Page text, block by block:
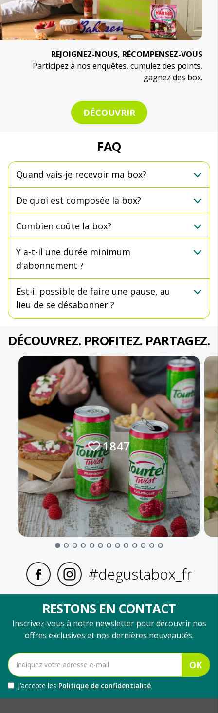
REJOIGNEZ-NOUS, RÉCOMPENSEZ-VOUS
Participez à nos enquêtes, cumulez des points,
gagnez des box.
DÉCOUVRIR
FAQ
Quand vais-je recevoir ma box?
De quoi est composée la box?
Combien coûte la box?
Y a-t-il une durée minimum
d'abonnement ?
Est-il possible de faire une pause, au
lieu de se désabonner ?
DÉCOUVREZ. PROFITEZ. PARTAGEZ.
1847
#degustabox_fr
RESTONS EN CONTACT
Inscrivez-vous à notre newsletter pour découvrir nos
offres exclusives et nos dernières nouveautés.
OK
J’accepte les Politique de confidentialité